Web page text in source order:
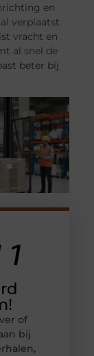
en
verplaatst
vracht en
al snel de
beter bij
of
bij